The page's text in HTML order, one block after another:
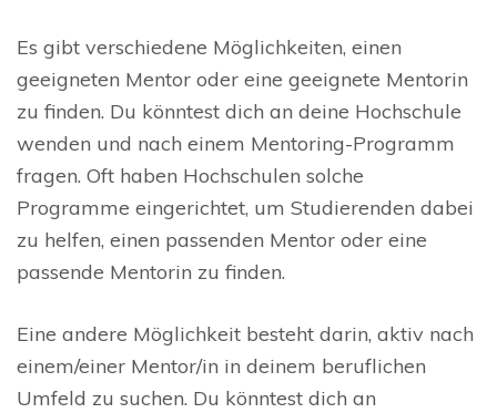
Es gibt verschiedene Möglichkeiten, einen
geeigneten Mentor oder eine geeignete Mentorin
zu finden. Du könntest dich an deine Hochschule
wenden und nach einem Mentoring-Programm
fragen. Oft haben Hochschulen solche
Programme eingerichtet, um Studierenden dabei
zu helfen, einen passenden Mentor oder eine
passende Mentorin zu finden.
Eine andere Möglichkeit besteht darin, aktiv nach
einem/einer Mentor/in in deinem beruflichen
Umfeld zu suchen. Du könntest dich an